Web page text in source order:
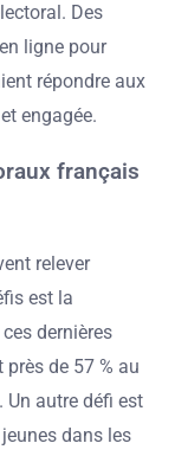
Des
ligne pour
répondre aux
engagée.
français
relever
est la
dernières
près de 57 % au
Un autre défi est
dans les